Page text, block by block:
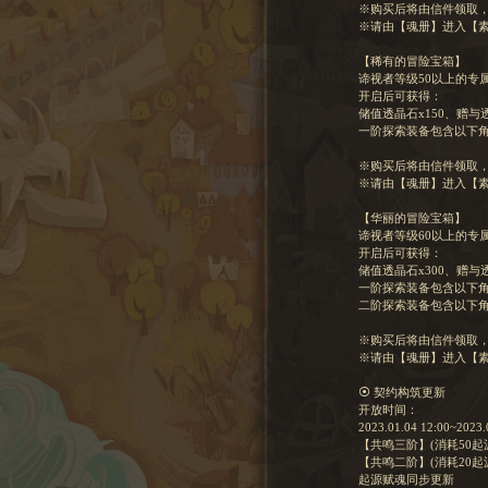
※购买后将由信件领取
※请由【魂册】进入【
【稀有的冒险宝箱】
谛视者等级50以上的专
开启后可获得：
储值透晶石x150、赠与
一阶探索装备包含以下
※购买后将由信件领取
※请由【魂册】进入【
【华丽的冒险宝箱】
谛视者等级60以上的专
开启后可获得：
储值透晶石x300、赠与
一阶探索装备包含以下
二阶探索装备包含以下
※购买后将由信件领取
※请由【魂册】进入【
⦿ 契约构筑更新
开放时间：
2023.01.04
【共鸣三阶】(消耗50
【共鸣二阶】(消耗20
起源赋魂同步更新